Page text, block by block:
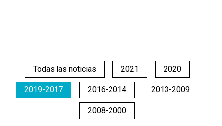
Todas las noticias 2021 2020
2019-2017 2016-2014 2013-2009
2008-2000